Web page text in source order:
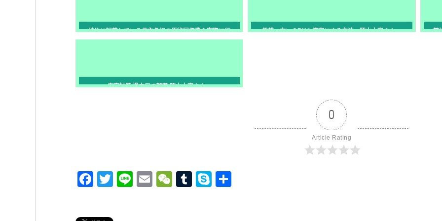
特約に記載している借主負担の原状回復費を実際に行
わなくても敷金から差し引く事は問題ない？
賃貸 古い２DKを満室にする方法 岡山大家さんへ 繁
空室対策 退去日の調整 岡山大家さんへ
0
Article Rating
F
T
Li
E
W
T
S